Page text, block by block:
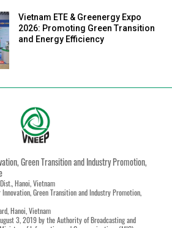
Vietnam ETE & Greenergy Expo
2026: Promoting Green Transition
and Energy Efficiency
Green Transition and Industry Promotion,
Hanoi, Vietnam
Green Transition and Industry Promotion,
Hanoi, Vietnam
3, 2019 by the Authority of Broadcasting and